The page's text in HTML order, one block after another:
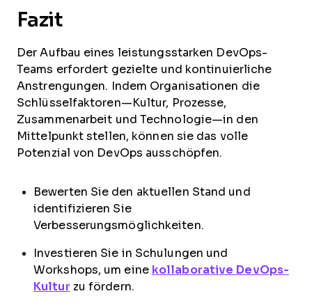
Fazit
Der Aufbau eines leistungsstarken DevOps-
Teams erfordert gezielte und kontinuierliche
Anstrengungen. Indem Organisationen die
Schlüsselfaktoren—Kultur, Prozesse,
Zusammenarbeit und Technologie—in den
Mittelpunkt stellen, können sie das volle
Potenzial von DevOps ausschöpfen.
Bewerten Sie den aktuellen Stand und
identifizieren Sie
Verbesserungsmöglichkeiten.
Investieren Sie in Schulungen und
Workshops, um eine kollaborative DevOps-
Kultur zu fördern.